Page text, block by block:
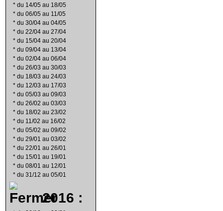
* du 14/05 au 18/05
* du 06/05 au 11/05
* du 30/04 au 04/05
* du 22/04 au 27/04
* du 15/04 au 20/04
* du 09/04 au 13/04
* du 02/04 au 06/04
* du 26/03 au 30/03
* du 18/03 au 24/03
* du 12/03 au 17/03
* du 05/03 au 09/03
* du 26/02 au 03/03
* du 18/02 au 23/02
* du 11/02 au 16/02
* du 05/02 au 09/02
* du 29/01 au 03/02
* du 22/01 au 26/01
* du 15/01 au 19/01
* du 08/01 au 12/01
* du 31/12 au 05/01
2016 :